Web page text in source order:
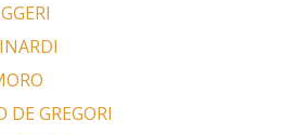
DE GREGORI